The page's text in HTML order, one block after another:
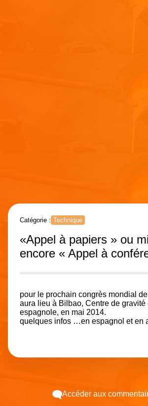
Catégorie : Technique
«Appel à papiers » ou
encore « Appel à
pour le prochain congrès mondial
aura lieu à Bilbao, Centre de gravité
espagnole, en mai 2014.
quelques infos …en espagnol et en
Accéder aux